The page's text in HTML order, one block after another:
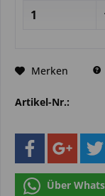
Merken
Artikel-Nr.:
Über